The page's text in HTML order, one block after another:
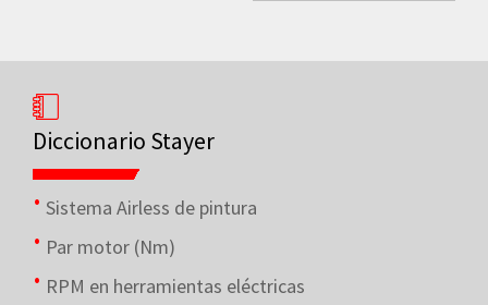
Diccionario Stayer
Sistema Airless de pintura
Par motor (Nm)
RPM en herramientas eléctricas